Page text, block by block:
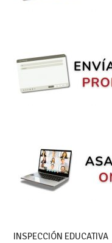
INSPECCIÓN EDUCATIVA